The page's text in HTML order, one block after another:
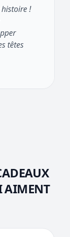
!
têtes
AIMENT